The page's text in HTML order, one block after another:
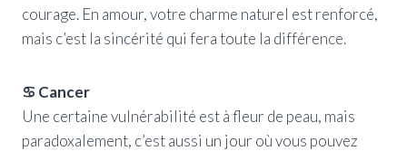
courage. En amour, votre charme naturel est renforcé,
mais c’est la sincérité qui fera toute la différence.
♋ Cancer
Une certaine vulnérabilité est à fleur de peau, mais
paradoxalement, c’est aussi un jour où vous pouvez